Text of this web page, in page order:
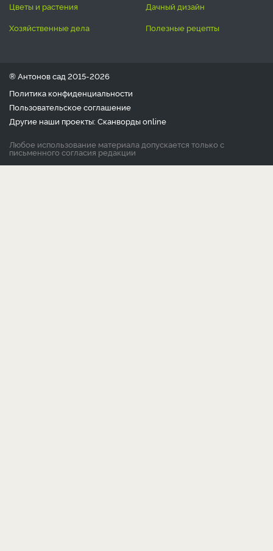
цветы и растения
дачный дизайн
хозяйственные дела
полезные рецепты
® Антонов сад 2015-2026
Политика конфиденциальности
Пользовательское соглашение
Другие наши проекты: Сканвордыonline
Любое использование материала допускается только с
письменного согласия редакции